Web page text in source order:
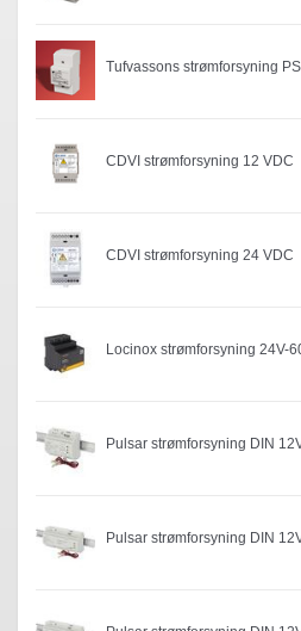
Tufvassons strømforsyning
CDVI strømforsyning 12 VDC
CDVI strømforsyning 24 VDC
Locinox strømforsyning 24V-
Pulsar strømforsyning DIN
Pulsar strømforsyning DIN